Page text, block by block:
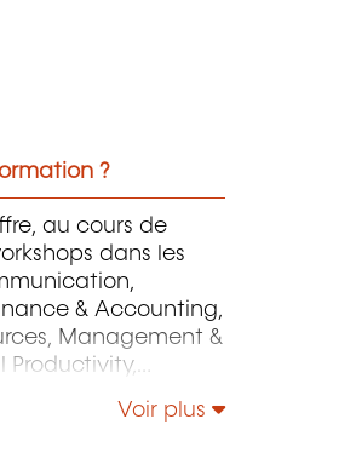
?
au cours de
dans les
& Accounting,
Management &
Productivity,
Voir plus